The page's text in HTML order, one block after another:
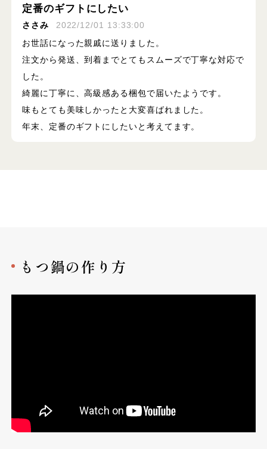
定番のギフトにしたい
ささみ
2022/12/01 13:33:00
お世話になった親戚に送りました。
注文から発送、到着までとてもスムーズで丁寧な対応で
した。
綺麗に丁寧に、高級感ある梱包で届いたようです。
味もとても美味しかったと大変喜ばれました。
年末、定番のギフトにしたいと考えてます。
もつ鍋の作り方